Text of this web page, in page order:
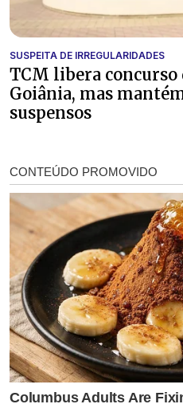
SUSPEITA DE IRREGULARIDADES
TCM libera concurso
Goiânia, mas
suspensos